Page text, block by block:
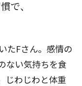
で、
たFさん。感情の
ない気持ちを食
じわじわと体重